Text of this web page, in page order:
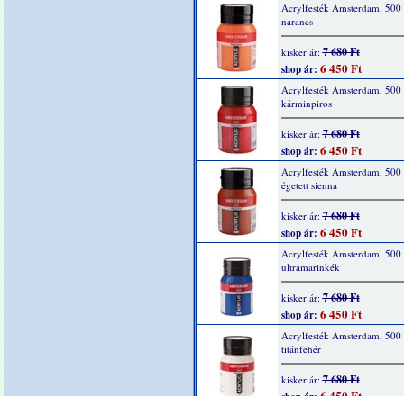
Acrylfesték Amsterdam, 500
narancs
kisker ár:7 680 Ft
shop ár: 6 450 Ft
Acrylfesték Amsterdam, 500
kárminpiros
kisker ár:7 680 Ft
shop ár: 6 450 Ft
Acrylfesték Amsterdam, 500
égetett sienna
kisker ár:7 680 Ft
shop ár: 6 450 Ft
Acrylfesték Amsterdam, 500
ultramarinkék
kisker ár:7 680 Ft
shop ár: 6 450 Ft
Acrylfesték Amsterdam, 500
titánfehér
kisker ár:7 680 Ft